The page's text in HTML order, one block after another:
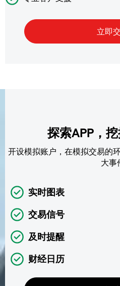
探索APP，
开设模拟账户，在模拟交易的
大事
实时图表
交易信号
及时提醒
财经日历